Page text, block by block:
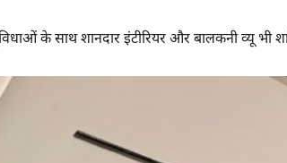
के साथ शानदार इंटीरियर और बालकनी व्यू भी